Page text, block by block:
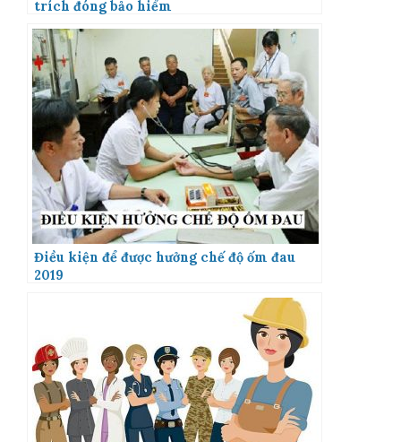
trích đóng bảo hiểm
Điều kiện để được hưởng chế độ ốm đau
2019